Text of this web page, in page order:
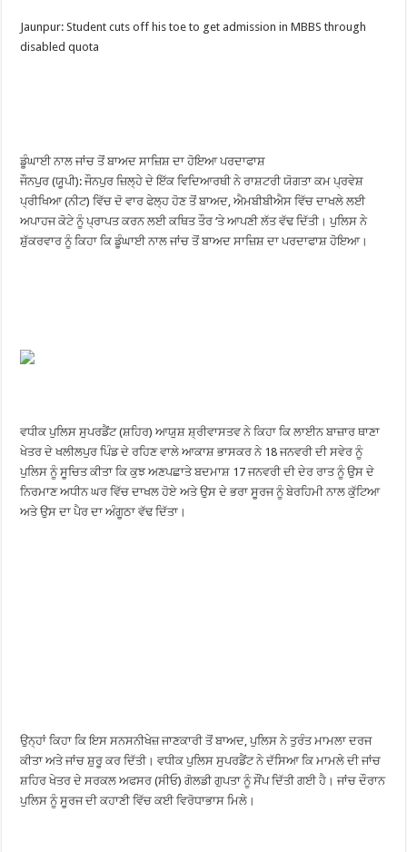
Jaunpur: Student cuts off his toe to get admission in MBBS through
disabled quota
ਡੂੰਘਾਈ ਨਾਲ ਜਾਂਚ ਤੋਂ ਬਾਅਦ ਸਾਜ਼ਿਸ਼ ਦਾ ਹੋਇਆ ਪਰਦਾਫਾਸ਼
ਜੌਨਪੁਰ (ਯੂਪੀ): ਜੌਨਪੁਰ ਜ਼ਿਲ੍ਹੇ ਦੇ ਇੱਕ ਵਿਦਿਆਰਥੀ ਨੇ ਰਾਸ਼ਟਰੀ ਯੋਗਤਾ ਕਮ ਪ੍ਰਵੇਸ਼
ਪ੍ਰੀਖਿਆ (ਨੀਟ) ਵਿੱਚ ਦੋ ਵਾਰ ਫੇਲ੍ਹ ਹੋਣ ਤੋਂ ਬਾਅਦ, ਐਮਬੀਬੀਐਸ ਵਿੱਚ ਦਾਖਲੇ ਲਈ
ਅਪਾਹਜ ਕੋਟੇ ਨੂੰ ਪ੍ਰਾਪਤ ਕਰਨ ਲਈ ਕਥਿਤ ਤੌਰ ‘ਤੇ ਆਪਣੀ ਲੱਤ ਵੱਢ ਦਿੱਤੀ। ਪੁਲਿਸ ਨੇ
ਸ਼ੁੱਕਰਵਾਰ ਨੂੰ ਕਿਹਾ ਕਿ ਡੂੰਘਾਈ ਨਾਲ ਜਾਂਚ ਤੋਂ ਬਾਅਦ ਸਾਜ਼ਿਸ਼ ਦਾ ਪਰਦਾਫਾਸ਼ ਹੋਇਆ।
ਵਧੀਕ ਪੁਲਿਸ ਸੁਪਰਡੈਂਟ (ਸ਼ਹਿਰ) ਆਯੁਸ਼ ਸ਼੍ਰੀਵਾਸਤਵ ਨੇ ਕਿਹਾ ਕਿ ਲਾਈਨ ਬਾਜ਼ਾਰ ਥਾਣਾ
ਖੇਤਰ ਦੇ ਖਲੀਲਪੁਰ ਪਿੰਡ ਦੇ ਰਹਿਣ ਵਾਲੇ ਆਕਾਸ਼ ਭਾਸਕਰ ਨੇ 18 ਜਨਵਰੀ ਦੀ ਸਵੇਰ ਨੂੰ
ਪੁਲਿਸ ਨੂੰ ਸੂਚਿਤ ਕੀਤਾ ਕਿ ਕੁਝ ਅਣਪਛਾਤੇ ਬਦਮਾਸ਼ 17 ਜਨਵਰੀ ਦੀ ਦੇਰ ਰਾਤ ਨੂੰ ਉਸ ਦੇ
ਨਿਰਮਾਣ ਅਧੀਨ ਘਰ ਵਿੱਚ ਦਾਖਲ ਹੋਏ ਅਤੇ ਉਸ ਦੇ ਭਰਾ ਸੂਰਜ ਨੂੰ ਬੇਰਹਿਮੀ ਨਾਲ ਕੁੱਟਿਆ
ਅਤੇ ਉਸ ਦਾ ਪੈਰ ਦਾ ਅੰਗੂਠਾ ਵੱਢ ਦਿੱਤਾ।
ਉਨ੍ਹਾਂ ਕਿਹਾ ਕਿ ਇਸ ਸਨਸਨੀਖੇਜ਼ ਜਾਣਕਾਰੀ ਤੋਂ ਬਾਅਦ, ਪੁਲਿਸ ਨੇ ਤੁਰੰਤ ਮਾਮਲਾ ਦਰਜ
ਕੀਤਾ ਅਤੇ ਜਾਂਚ ਸ਼ੁਰੂ ਕਰ ਦਿੱਤੀ। ਵਧੀਕ ਪੁਲਿਸ ਸੁਪਰਡੈਂਟ ਨੇ ਦੱਸਿਆ ਕਿ ਮਾਮਲੇ ਦੀ ਜਾਂਚ
ਸ਼ਹਿਰ ਖੇਤਰ ਦੇ ਸਰਕਲ ਅਫਸਰ (ਸੀਓ) ਗੋਲਡੀ ਗੁਪਤਾ ਨੂੰ ਸੌਂਪ ਦਿੱਤੀ ਗਈ ਹੈ। ਜਾਂਚ ਦੌਰਾਨ
ਪੁਲਿਸ ਨੂੰ ਸੂਰਜ ਦੀ ਕਹਾਣੀ ਵਿੱਚ ਕਈ ਵਿਰੋਧਾਭਾਸ ਮਿਲੇ।